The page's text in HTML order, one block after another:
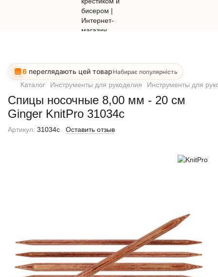
6 переглядають цей товар Набирає популярність
Каталог Инструменты для рукоделия Инструменты для
Спицы носочные 8,00 мм - 20 см
Ginger KnitPro 31034c
Артикул: 31034c Оставить отзыв